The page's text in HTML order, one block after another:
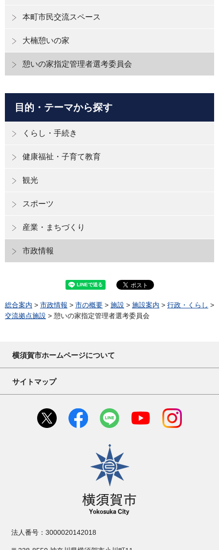
本町市民交流スペース
大楠憩いの家
憩いの家指定管理者選考委員会
目的・テーマから探す
くらし・手続き
健康福祉・子育て教育
観光
スポーツ
産業・まちづくり
市政情報
総合案内 > 市政情報 > 市の概要 > 施設 > 施設案内 > 行政・くらし >
交流拠点施設 > 憩いの家指定管理者選考委員会
横須賀市ホームページについて
サイトマップ
横須賀市
法人番号：3000020142018